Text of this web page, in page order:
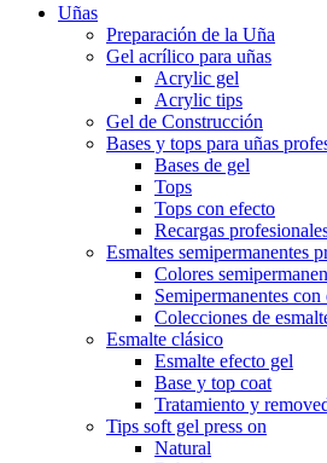
Uñas
Preparación de la Uña
Gel acrílico para uñas
Acrylic gel
Acrylic tips
Gel de Construcción
Bases y tops para uñas
Bases de gel
Tops
Tops con efecto
Recargas
Esmaltes semipermanentes
Colores
Semipermanentes con
Colecciones de
Esmalte clásico
Esmalte efecto gel
Base y top coat
Tratamiento y
Tips soft gel press on
Natural